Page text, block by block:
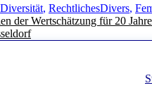
Kategorien
Diversität, RechtlichesDivers,
der Wertschätzung für 20